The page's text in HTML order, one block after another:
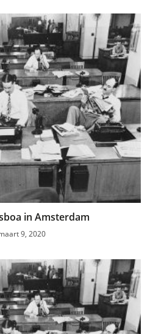
in Amsterdam
9, 2020